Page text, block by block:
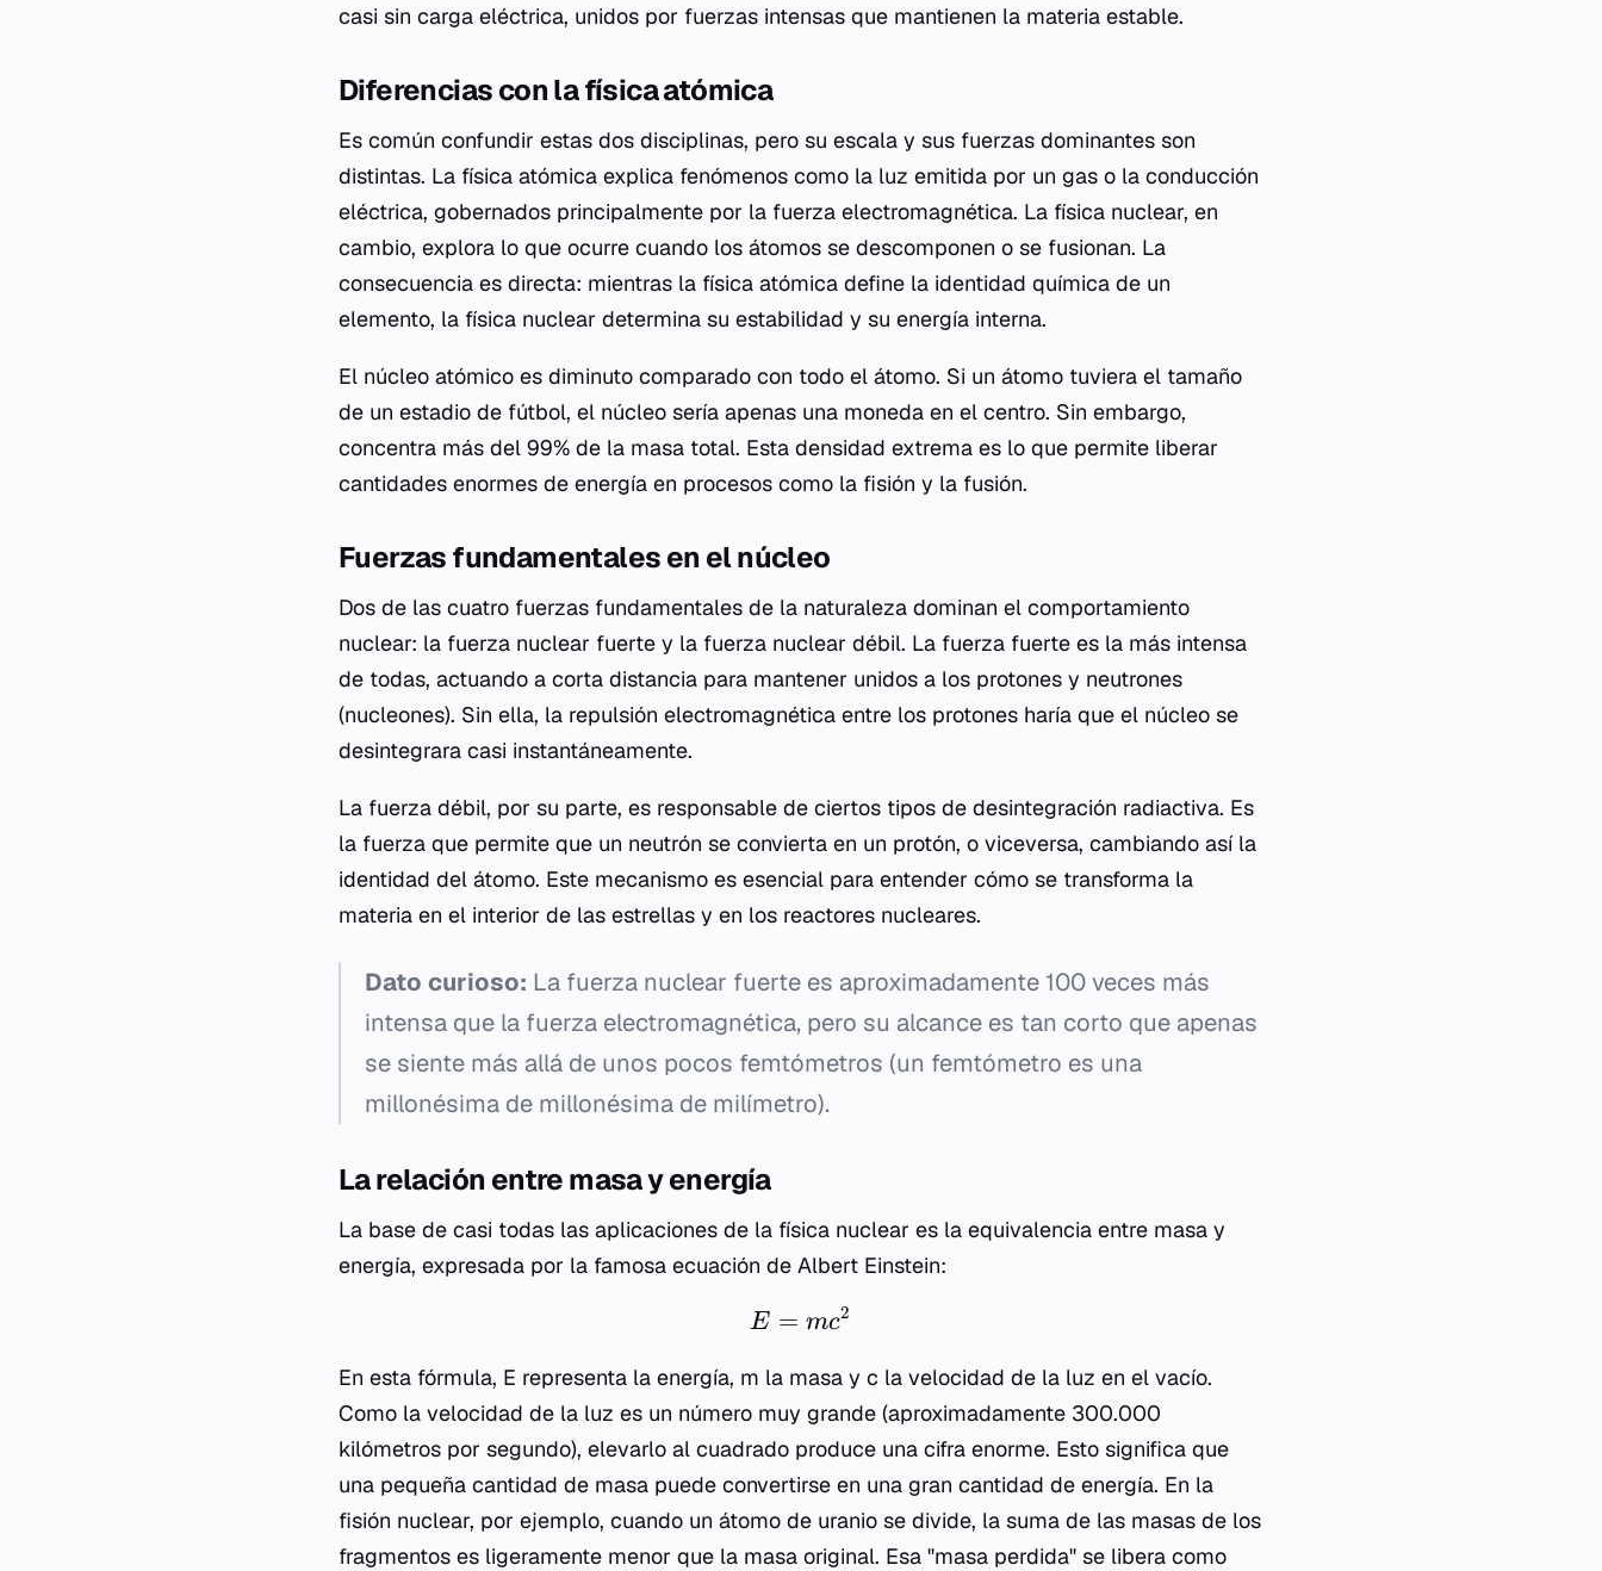
casi sin carga eléctrica, unidos por fuerzas intensas que mantienen la materia estable.
Diferencias con la física atómica
Es común confundir estas dos disciplinas, pero su escala y sus fuerzas dominantes son
distintas. La física atómica explica fenómenos como la luz emitida por un gas o la conducción
eléctrica, gobernados principalmente por la fuerza electromagnética. La física nuclear, en
cambio, explora lo que ocurre cuando los átomos se descomponen o se fusionan. La
consecuencia es directa: mientras la física atómica define la identidad química de un
elemento, la física nuclear determina su estabilidad y su energía interna.
El núcleo atómico es diminuto comparado con todo el átomo. Si un átomo tuviera el tamaño
de un estadio de fútbol, el núcleo sería apenas una moneda en el centro. Sin embargo,
concentra más del 99% de la masa total. Esta densidad extrema es lo que permite liberar
cantidades enormes de energía en procesos como la fisión y la fusión.
Fuerzas fundamentales en el núcleo
Dos de las cuatro fuerzas fundamentales de la naturaleza dominan el comportamiento
nuclear: la fuerza nuclear fuerte y la fuerza nuclear débil. La fuerza fuerte es la más intensa
de todas, actuando a corta distancia para mantener unidos a los protones y neutrones
(nucleones). Sin ella, la repulsión electromagnética entre los protones haría que el núcleo se
desintegrara casi instantáneamente.
La fuerza débil, por su parte, es responsable de ciertos tipos de desintegración radiactiva. Es
la fuerza que permite que un neutrón se convierta en un protón, o viceversa, cambiando así la
identidad del átomo. Este mecanismo es esencial para entender cómo se transforma la
materia en el interior de las estrellas y en los reactores nucleares.
Dato curioso: La fuerza nuclear fuerte es aproximadamente 100 veces más
intensa que la fuerza electromagnética, pero su alcance es tan corto que apenas
se siente más allá de unos pocos femtómetros (un femtómetro es una
millonésima de millonésima de milímetro).
La relación entre masa y energía
La base de casi todas las aplicaciones de la física nuclear es la equivalencia entre masa y
energía, expresada por la famosa ecuación de Albert Einstein:
E = mc2
En esta fórmula, E representa la energía, m la masa y c la velocidad de la luz en el vacío.
Como la velocidad de la luz es un número muy grande (aproximadamente 300.000
kilómetros por segundo), elevarlo al cuadrado produce una cifra enorme. Esto significa que
una pequeña cantidad de masa puede convertirse en una gran cantidad de energía. En la
fisión nuclear, por ejemplo, cuando un átomo de uranio se divide, la suma de las masas de los
fragmentos es ligeramente menor que la masa original. Esa "masa perdida" se libera como